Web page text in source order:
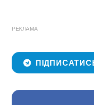
РЕКЛАМА